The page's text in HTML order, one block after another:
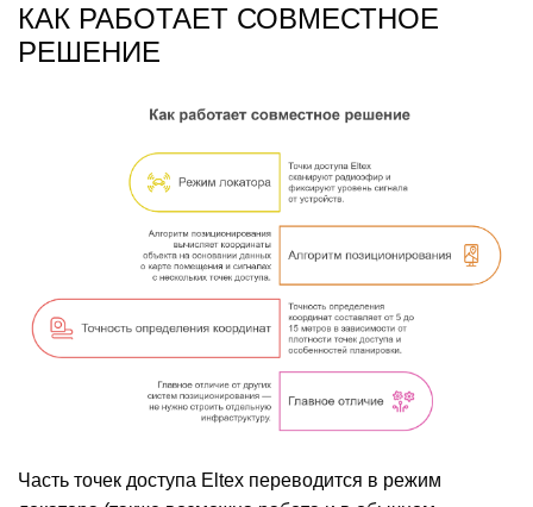
КАК РАБОТАЕТ СОВМЕСТНОЕ
РЕШЕНИЕ
Часть точек доступа Eltex переводится в режим